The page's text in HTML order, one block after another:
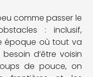
comme passer le
: inclusif,
époque où tout va
d’être voisin
de pouce, on